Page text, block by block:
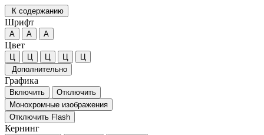
К содержанию
Шрифт
А А А
Цвет
Ц Ц Ц Ц
Ц
Дополнительно
Графика
Включить
Отключить
Монохромные изображения
Отключить Flash
Кернинг